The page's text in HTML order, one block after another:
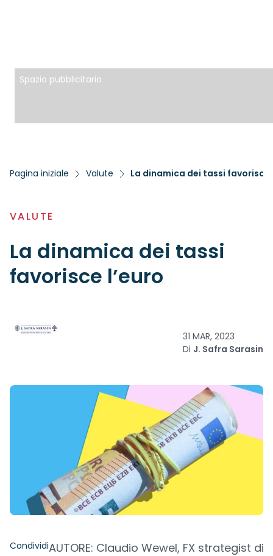
Spazio pubblicitario
Pagina iniziale Valute La dinamica dei tassi favorisce
VALUTE
La dinamica dei tassi
favorisce l’euro
31 MAR, 2023
Di J. Safra Sarasin
CondividiAUTORE: Claudio Wewel, FX strategist di